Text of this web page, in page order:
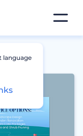
language